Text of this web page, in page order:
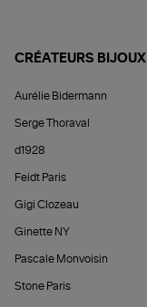
CRÉATEURS BIJOUX
Aurélie Bidermann
Serge Thoraval
d1928
Feidt Paris
Gigi Clozeau
Ginette NY
Pascale Monvoisin
Stone Paris